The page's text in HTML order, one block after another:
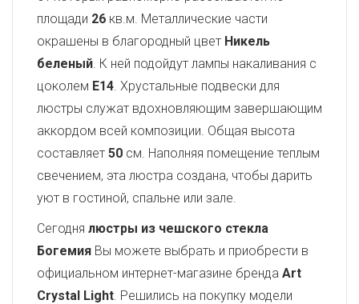
площади 26 кв.м. Металлические части
окрашены в благородный цвет Никель
беленый. К ней подойдут лампы накаливания с
цоколем E14. Хрустальные подвески для
люстры служат вдохновляющим завершающим
аккордом всей композиции. Общая высота
составляет 50 см. Наполняя помещение теплым
свечением, эта люстра создана, чтобы дарить
уют в гостиной, спальне или зале.
Сегодня люстры из чешского стекла
Богемия Вы можете выбрать и приобрести в
официальном интернет-магазине бренда Art
Crystal Light. Решились на покупку модели